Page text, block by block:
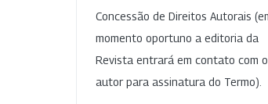
Concessão de Direitos Autorais
momento oportuno a editoria da
Revista entrará em contato com o
autor para assinatura do Termo).